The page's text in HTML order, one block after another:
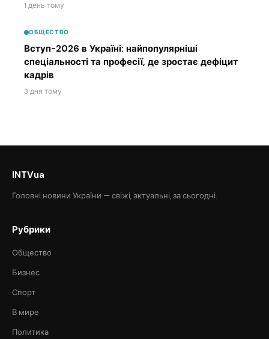
1 день тому
ОБЩЕСТВО
Вступ-2026 в Україні: найпопулярніші
спеціальності та професії, де зростає дефіцит
кадрів
3 дня тому
INTVua
Головні новини України — свіжі, актуальні, за сьогодні.
Рубрики
Общество
Бизнес
Спорт
В мире
Политика